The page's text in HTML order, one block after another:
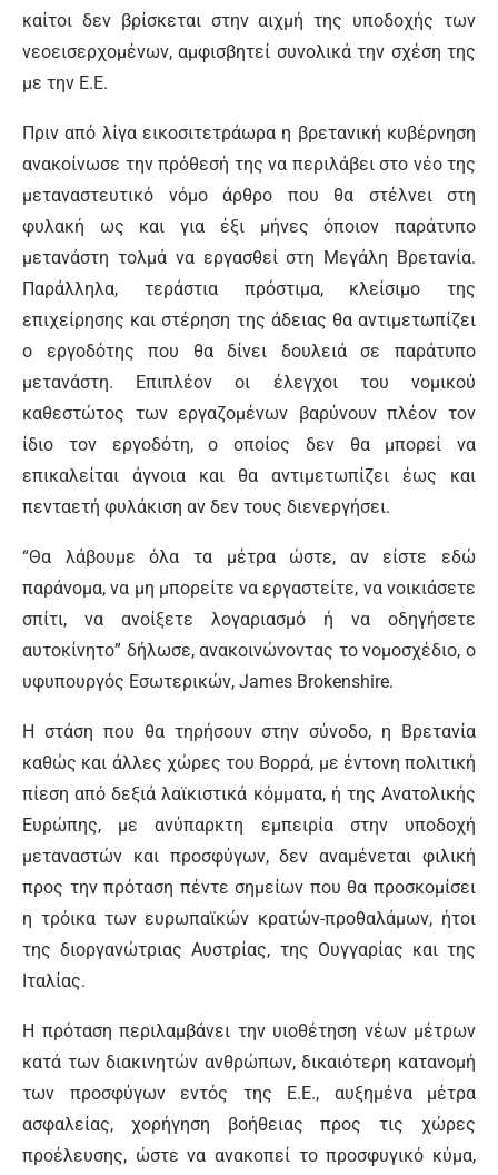
καίτοι δεν βρίσκεται στην αιχμή της υποδοχής των
νεοεισερχομένων, αμφισβητεί συνολικά την σχέση της
με την Ε.Ε.
Πριν από λίγα εικοσιτετράωρα η βρετανική κυβέρνηση
ανακοίνωσε την πρόθεσή της να περιλάβει στο νέο της
μεταναστευτικό νόμο άρθρο που θα στέλνει στη
φυλακή ως και για έξι μήνες όποιον παράτυπο
μετανάστη τολμά να εργασθεί στη Μεγάλη Βρετανία.
Παράλληλα, τεράστια πρόστιμα, κλείσιμο της
επιχείρησης και στέρηση της άδειας θα αντιμετωπίζει
ο εργοδότης που θα δίνει δουλειά σε παράτυπο
μετανάστη. Επιπλέον οι έλεγχοι του νομικού
καθεστώτος των εργαζομένων βαρύνουν πλέον τον
ίδιο τον εργοδότη, ο οποίος δεν θα μπορεί να
επικαλείται άγνοια και θα αντιμετωπίζει έως και
πενταετή φυλάκιση αν δεν τους διενεργήσει.
“Θα λάβουμε όλα τα μέτρα ώστε, αν είστε εδώ
παράνομα, να μη μπορείτε να εργαστείτε, να νοικιάσετε
σπίτι, να ανοίξετε λογαριασμό ή να οδηγήσετε
αυτοκίνητο” δήλωσε, ανακοινώνοντας το νομοσχέδιο, ο
υφυπουργός Εσωτερικών, James Brokenshire.
Η στάση που θα τηρήσουν στην σύνοδο, η Βρετανία
καθώς και άλλες χώρες του Βορρά, με έντονη πολιτική
πίεση από δεξιά λαϊκιστικά κόμματα, ή της Ανατολικής
Ευρώπης, με ανύπαρκτη εμπειρία στην υποδοχή
μεταναστών και προσφύγων, δεν αναμένεται φιλική
προς την πρόταση πέντε σημείων που θα προσκομίσει
η τρόικα των ευρωπαϊκών κρατών-προθαλάμων, ήτοι
της διοργανώτριας Αυστρίας, της Ουγγαρίας και της
Ιταλίας.
Η πρόταση περιλαμβάνει την υιοθέτηση νέων μέτρων
κατά των διακινητών ανθρώπων, δικαιότερη κατανομή
των προσφύγων εντός της Ε.Ε., αυξημένα μέτρα
ασφαλείας, χορήγηση βοήθειας προς τις χώρες
προέλευσης, ώστε να ανακοπεί το προσφυγικό κύμα,